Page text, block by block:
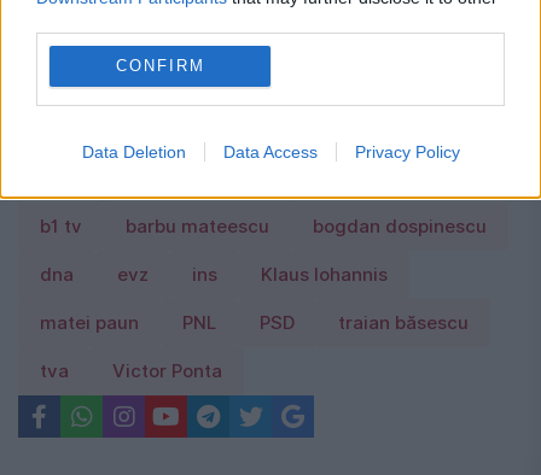
CONFIRM
Data Deletion Data Access Privacy Policy
salariați nu îl cunosc. Când se pot pierde
zilele de concediu și când nu
b1 tv barbu mateescu bogdan dospinescu
dna evz ins Klaus Iohannis
matei paun PNL PSD traian băsescu
tva Victor Ponta